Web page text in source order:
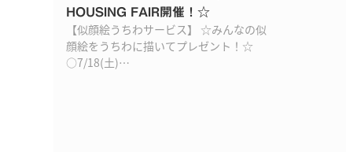
HOUSING FAIR開催！☆
【似顔絵うちわサービス】 ☆みんなの似
顔絵をうちわに描いてプレゼント！☆
○7/18(土)…